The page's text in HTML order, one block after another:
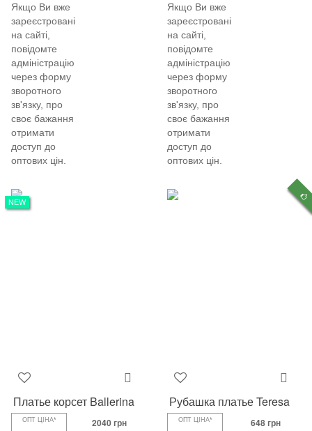
Якщо Ви вже
зареєстровані
на сайті,
повідомте
адміністрацію
через форму
зворотного
зв'язку, про
своє бажання
отримати
доступ до
оптових цін.
Якщо Ви вже
зареєстровані
на сайті,
повідомте
адміністрацію
через форму
зворотного
зв'язку, про
своє бажання
отримати
доступ до
оптових цін.
NEW
Платье корсет Ballerina
ОПТ ЦІНА* 2040 грн
Рубашка платье Teresa
ОПТ ЦІНА* 648 грн